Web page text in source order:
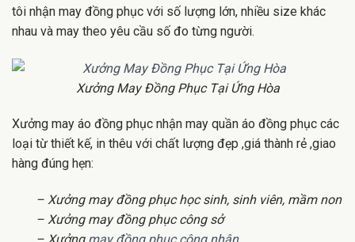
tôi nhận may đồng phục với số lượng lớn, nhiều size khác
nhau và may theo yêu cầu số đo từng người.
Xưởng May Đồng Phục Tại Ứng Hòa
Xưởng may áo đồng phục nhận may quần áo đồng phục các
loại từ thiết kế, in thêu với chất lượng đẹp ,giá thành rẻ ,giao
hàng đúng hẹn:
– Xưởng may đồng phục học sinh, sinh viên, mầm non
– Xưởng may đồng phục công sở